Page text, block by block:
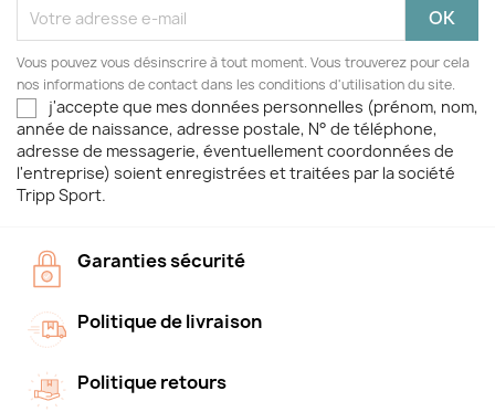
Vous pouvez vous désinscrire à tout moment. Vous trouverez pour cela
nos informations de contact dans les conditions d'utilisation du site.
j'accepte que mes données personnelles (prénom, nom,
année de naissance, adresse postale, N° de téléphone,
adresse de messagerie, éventuellement coordonnées de
l'entreprise) soient enregistrées et traitées par la société
Tripp Sport.
Garanties sécurité
Politique de livraison
Politique retours